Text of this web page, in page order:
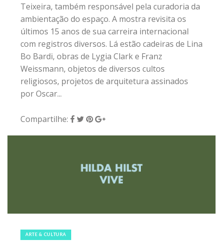
Teixeira, também responsável pela curadoria da
ambientação do espaço. A mostra revisita os
últimos 15 anos de sua carreira internacional
com registros diversos. Lá estão cadeiras de Lina
Bo Bardi, obras de Lygia Clark e Franz
Weissmann, objetos de diversos cultos
religiosos, projetos de arquitetura assinados
por Oscar...
Compartilhe:
ARTE & CULTURA